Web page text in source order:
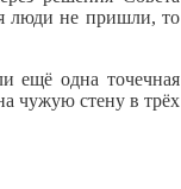
люди не пришли, то
ещё одна точечная
чужую стену в трёх